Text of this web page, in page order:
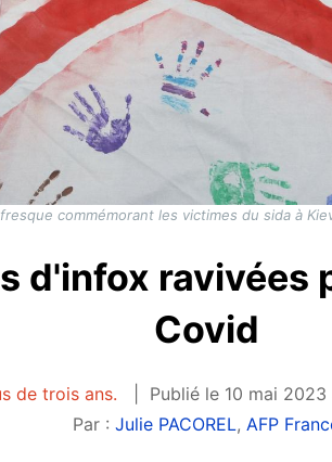
commémorant les victimes du sida à Kiev
d'infox ravivées
Covid
de trois ans. Publié le 10 mai 2023
Par : Julie PACOREL, AFP